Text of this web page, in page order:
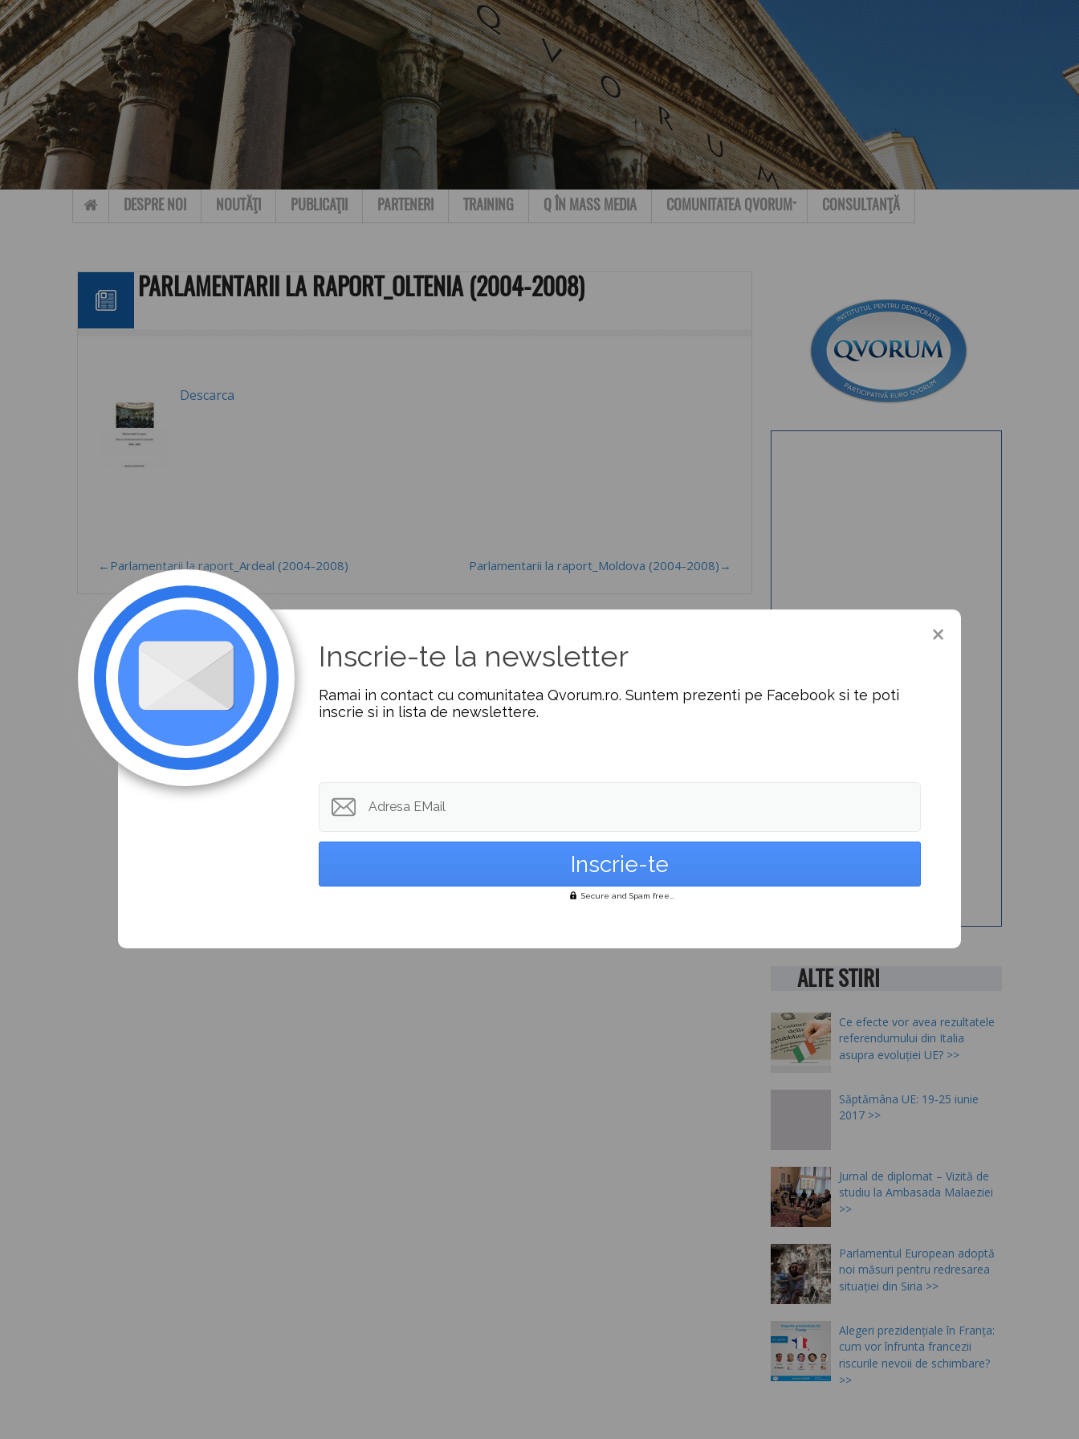
Skip to content
DESPRE NOI NOUTĂŢI PUBLICAŢII PARTENERI TRAINING Q ÎN MASS MEDIA COMUNITATEA QVORUM CONSULTANŢĂ
PARLAMENTARII LA RAPORT_OLTENIA (2004-2008)
Descarca
←Parlamentarii la raport_Ardeal (2004-2008) Parlamentarii la raport_Moldova (2004-2008)→
ALTE STIRI
Ce efecte vor avea rezultatele
referendumului din Italia
asupra evoluției UE?
Săptămâna UE: 19-25 iunie
2017
Jurnal de diplomat – Vizită de
studiu la Ambasada Malaeziei
Parlamentul European adoptă
noi măsuri pentru redresarea
situației din Siria
Alegeri prezidențiale în Franța:
cum vor înfrunta francezii
riscurile nevoii de schimbare?
Inscrie-te la newsletter
Ramai in contact cu comunitatea Qvorum.ro. Suntem prezenti pe Facebook si te poti
inscrie si in lista de newslettere.
Adresa EMail
Secure and Spam free...